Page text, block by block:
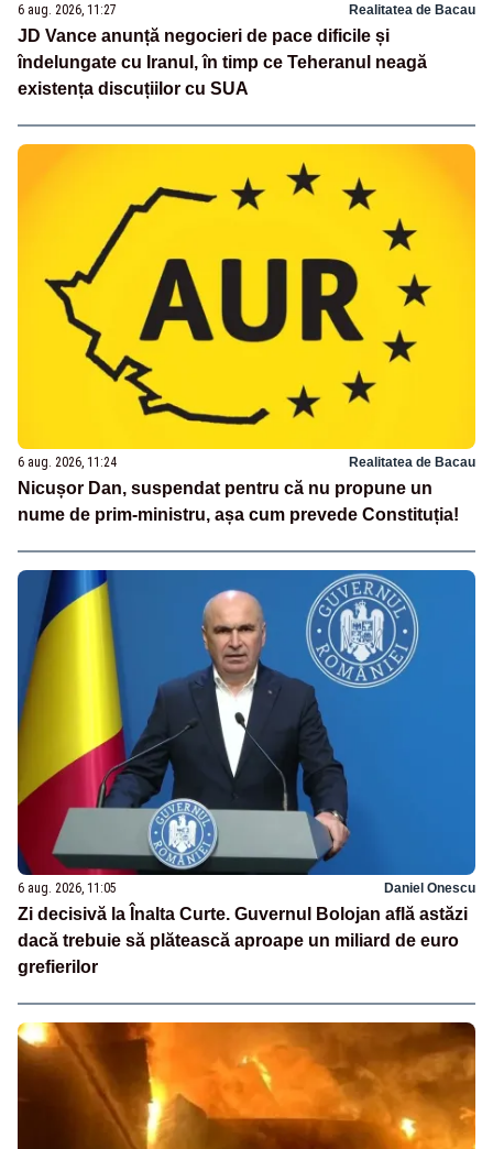
6 aug. 2026, 11:27 Realitatea de Bacau
JD Vance anunță negocieri de pace dificile și
îndelungate cu Iranul, în timp ce Teheranul neagă
existența discuțiilor cu SUA
6 aug. 2026, 11:24 Realitatea de Bacau
Nicușor Dan, suspendat pentru că nu propune un
nume de prim-ministru, așa cum prevede Constituția!
6 aug. 2026, 11:05 Daniel Onescu
Zi decisivă la Înalta Curte. Guvernul Bolojan află astăzi
dacă trebuie să plătească aproape un miliard de euro
grefierilor